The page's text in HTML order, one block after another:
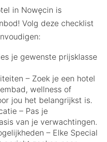
in Nowęcin is
Volg deze checklist
je gewenste prijsklasse
– Zoek je een hotel
wellness of
jou het belangrijkst is.
– Pas je
van je verwachtingen.
– Elke Special